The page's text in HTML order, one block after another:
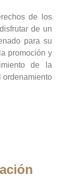
de los
de un
para su
promoción y
de la
ordenamiento